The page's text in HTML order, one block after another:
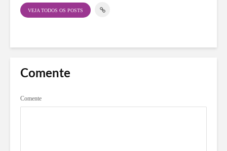
VEJA TODOS OS POSTS
Comente
Comente